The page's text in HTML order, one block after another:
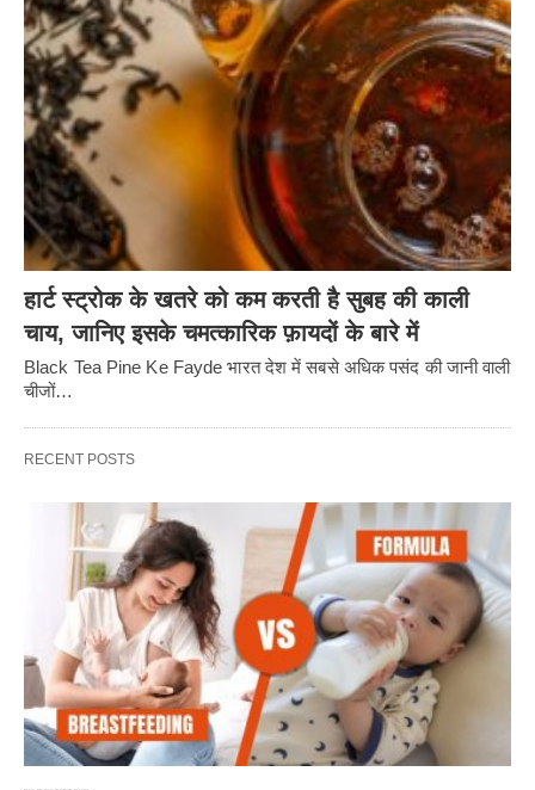
हार्ट स्ट्रोक के खतरे को कम करती है सुबह की काली
चाय, जानिए इसके चमत्कारिक फ़ायदों के बारे में
Black Tea Pine Ke Fayde भारत देश में सबसे अधिक पसंद की जानी वाली
चीजों…
RECENT POSTS